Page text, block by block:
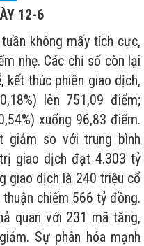
12-6
không mấy tích cực,
nhẹ. Các chỉ số còn lại
kết thúc phiên giao dịch,
lên 751,09 điểm;
xuống 96,83 điểm.
giảm so với trung bình
giao dịch đạt 4.303 tỷ
giao dịch là 240 triệu cổ
chiếm 566 tỷ đồng.
quan với 231 mã tăng,
Sự phân hóa mạnh